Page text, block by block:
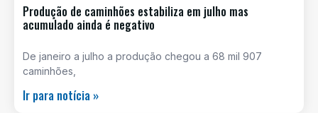
Produção de caminhões estabiliza em julho mas
acumulado ainda é negativo
De janeiro a julho a produção chegou a 68 mil 907
caminhões,
Ir para notícia »